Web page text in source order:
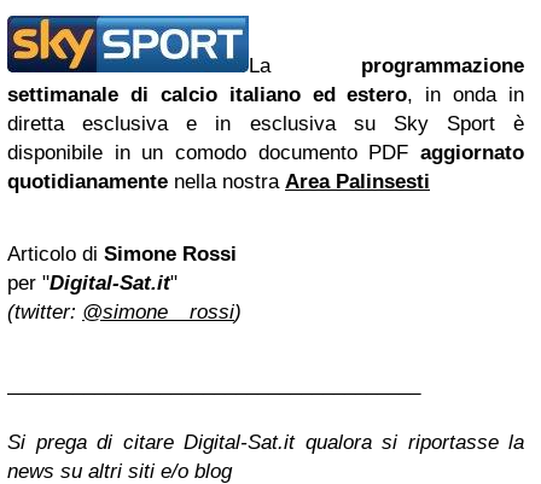
La programmazione
settimanale di calcio italiano ed estero, in onda in
diretta esclusiva e in esclusiva su Sky Sport è
disponibile in un comodo documento PDF aggiornato
quotidianamente nella nostra Area Palinsesti
Articolo di Simone Rossi
per "Digital-Sat.it"
(twitter: @simone__rossi)
Si prega di citare Digital-Sat.it qualora si riportasse la
news su altri siti e/o blog